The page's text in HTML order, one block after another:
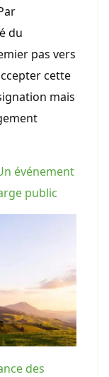
du
pas vers
cette
mais
événement
public
des